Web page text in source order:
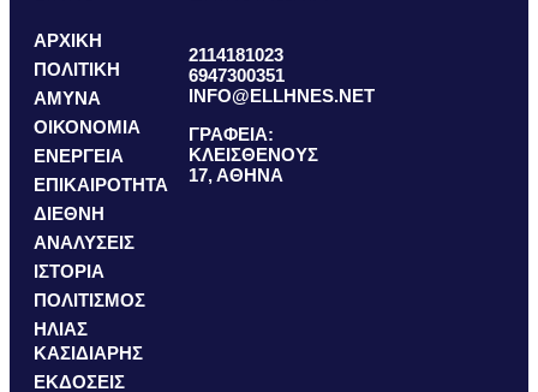
ΑΡΧΙΚΗ
ΠΟΛΙΤΙΚΗ
ΑΜΥΝΑ
ΟΙΚΟΝΟΜΙΑ
ΕΝΕΡΓΕΙΑ
ΕΠΙΚΑΙΡΟΤΗΤΑ
ΔΙΕΘΝΗ
ΑΝΑΛΥΣΕΙΣ
ΙΣΤΟΡΙΑ
ΠΟΛΙΤΙΣΜΟΣ
ΗΛΙΑΣ
ΚΑΣΙΔΙΑΡΗΣ
ΕΚΔΟΣΕΙΣ
2114181023
6947300351
INFO@ELLHNES.NET
ΓΡΑΦΕΙΑ:
ΚΛΕΙΣΘΕΝΟΥΣ
17, ΑΘΗΝΑ